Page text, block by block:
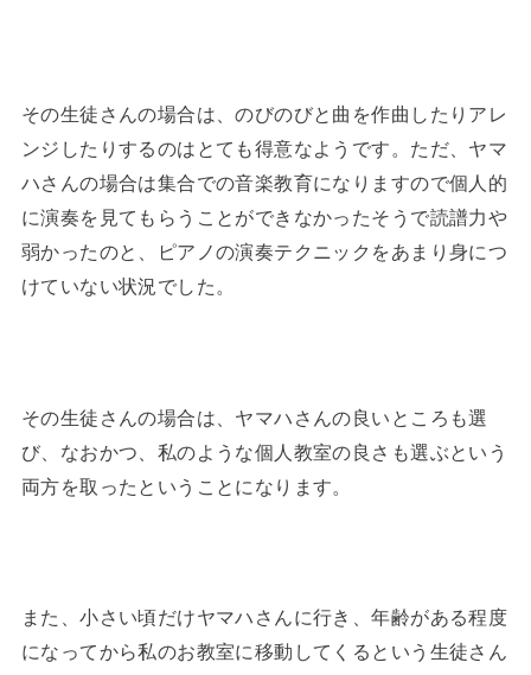
その生徒さんの場合は、のびのびと曲を作曲したりアレ
ンジしたりするのはとても得意なようです。ただ、ヤマ
ハさんの場合は集合での音楽教育になりますので個人的
に演奏を見てもらうことができなかったそうで読譜力や
弱かったのと、ピアノの演奏テクニックをあまり身につ
けていない状況でした。
その生徒さんの場合は、ヤマハさんの良いところも選
び、なおかつ、私のような個人教室の良さも選ぶという
両方を取ったということになります。
また、小さい頃だけヤマハさんに行き、年齢がある程度
になってから私のお教室に移動してくるという生徒さん